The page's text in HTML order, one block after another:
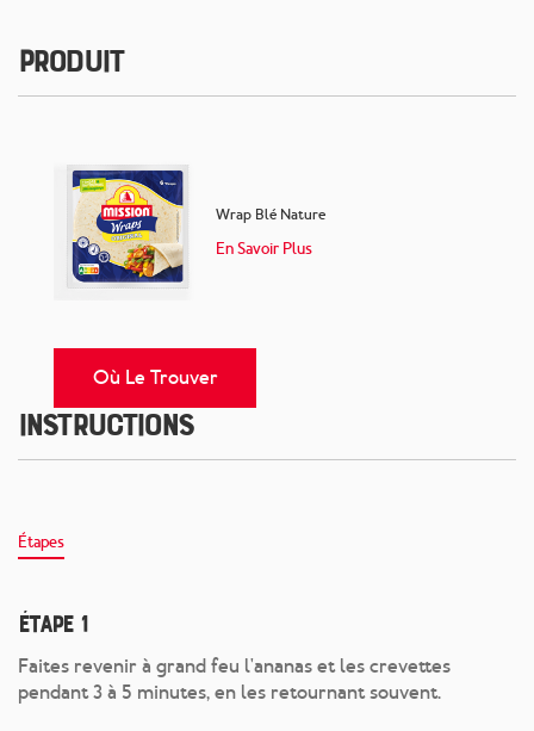
Produit
Wrap Blé Nature
En Savoir Plus
Où Le Trouver
Instructions
Étapes
Étape 1
Faites revenir à grand feu l'ananas et les crevettes
pendant 3 à 5 minutes, en les retournant souvent.